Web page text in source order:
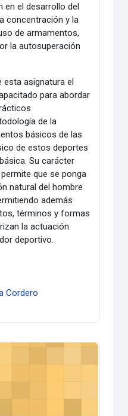
en el desarrollo del
concentración y la
de armamentos,
la autosuperación
esta asignatura el
para abordar
de la
básicos de las
de estos deportes
Su carácter
que se ponga
natural del hombre
además
términos y formas
la actuación
deportivo.
Cordero